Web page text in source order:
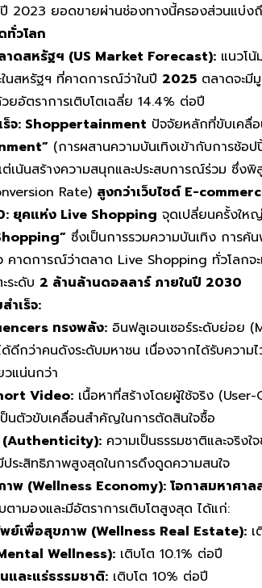
2023 ยอดขายผ่านช่องทางนี้ครองส่วนแบ่
ทั่วโลก
าดสหรัฐฯ (US Market Forecast): แนวโ
ในสหรัฐฯ ที่คาดการณ์ว่าในปี 2025 ตลาดจะ
ยอัตราการเติบโตเฉลี่ย 14.4% ต่อปี
ร็จ: Shoppertainment ปัจจัยหลักที่ขับเคลื่
(การผสานความบันเทิงเข้ากับการช้อ
เน้นสร้างความสนุกและประสบการณ์ร่วม ซึ่งพิ
Rate) สูงกว่าเว็บไซต์ E-
ยุคแห่ง Live Shopping จุดเปลี่ยนครั้งให
ซึ่งเป็นการรวมความบันเทิง การค้
คาดการณ์ว่าตลาด Live Shopping ทั่วโลกจ
ระดับ 2 ล้านล้านดอลลาร์ ภายในปี 2030
ำเร็จ:
ทรงพลัง: อินฟลูเอนเซอร์ระดับย่อย
ดีกว่าคนดังระดับมหาชน เนื่องจากได้รับความ
แน่นกว่า
Video: เนื้อหาที่สร้างโดยผู้ใช้จริง
ป็นตัวขับเคลื่อนสำคัญในการตัดสินใจซื้อ
(Authenticity): ความเป็นธรรมชาติและจริง
ระสิทธิภาพสูงสุดในการดึงดูดความสนใจ
าพ (Wellness Economy): โอกาสมหาศาล
ามองและมีอัตราการเติบโตสูงสุด ได้แก่:
ย์เพื่อสุขภาพ (Wellness Real Estate):
Wellness): เติบโต 10.1% ต่อปี
และแร่ธรรมชาติ: เติบโต 10% ต่อปี